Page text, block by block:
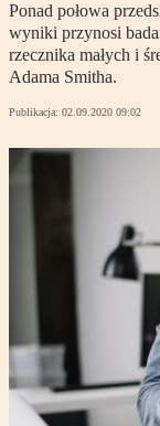
Ponad połowa
wyniki przynosi
rzecznika małych i
Adama Smitha.
Publikacja: 02.09.2020 09:02